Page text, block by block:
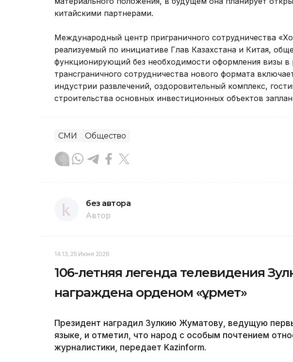
китайскими партнерами.
Международный центр приграничного сотрудничества
реализуемый по инициативе Глав Казахстана и Китая,
функционирующий без необходимости оформления визы
трансграничного сотрудничества нового формата
индустрии развлечений, оздоровительный комплекс,
строительства основных инвестиционных объектов
СМИ Общество
без автора
Автор
14:13, 25 Июня 2026
106-летняя легенда телевидения
награждена орденом «Құрмет»
Президент наградил Зулкию Жуматову, ведущую
языке, и отметил, что народ с особым почтением
журналистики, передает Kazinform.